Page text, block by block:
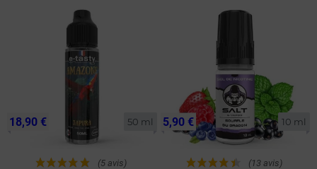
50 ml
(5 avis)
18,90 € 10 ml
(13 avis)
5,90 €